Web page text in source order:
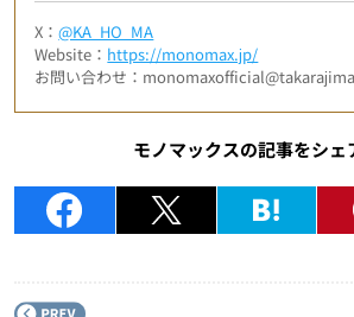
X：@KA_HO_MA
Website： https://monomax.jp/
お問い合わせ：
モノマックスの記事をシェ